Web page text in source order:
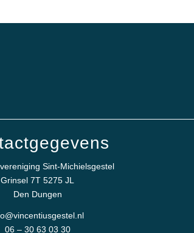
Sint-Michielsgestel
Grinsel 7T 5275 JL
Den Dungen
06 – 30 63 03 30